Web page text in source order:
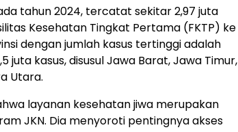
tahun 2024, tercatat sekitar 2,97 juta
Kesehatan Tingkat Pertama (FKTP) ke
dengan jumlah kasus tertinggi adalah
juta kasus, disusul Jawa Barat, Jawa Timur,
Utara.
layanan kesehatan jiwa merupakan
JKN. Dia menyoroti pentingnya akses